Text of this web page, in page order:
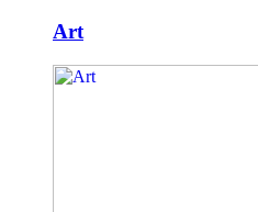
Art